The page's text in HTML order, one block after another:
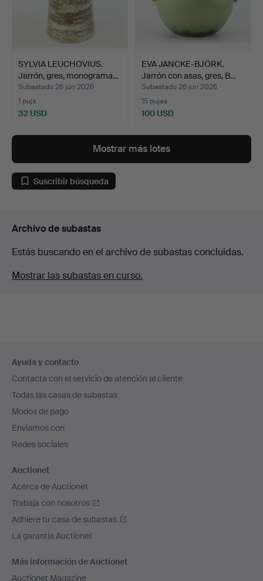
SYLVIA LEUCHOVIUS.
Jarrón, gres, monograma…
Subastado 26 jun 2026
1 puja
32 USD
EVA JANCKE-BJÖRK.
Jarrón con asas, gres, B…
Subastado 26 jun 2026
15 pujas
100 USD
Mostrar más lotes
Suscribir búsqueda
Archivo de subastas
Estás buscando en el archivo de subastas concluidas.
Mostrar las subastas en curso.
en
el
pie
de
página
Ayuda y contacto
Contacta con el servicio de atención al cliente
Todas las casas de subastas
Modos de pago
Enviamos con
Redes sociales
Auctionet
Acerca de Auctionet
Trabaja con nosotros
Adhiere tu casa de subastas
La garantía Auctionet
Más información de Auctionet
Auctionet Magazine